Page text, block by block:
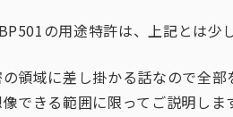
の用途特許は、上記とは少
領域に差し掛かる話なので全
できる範囲に限ってご説明しま